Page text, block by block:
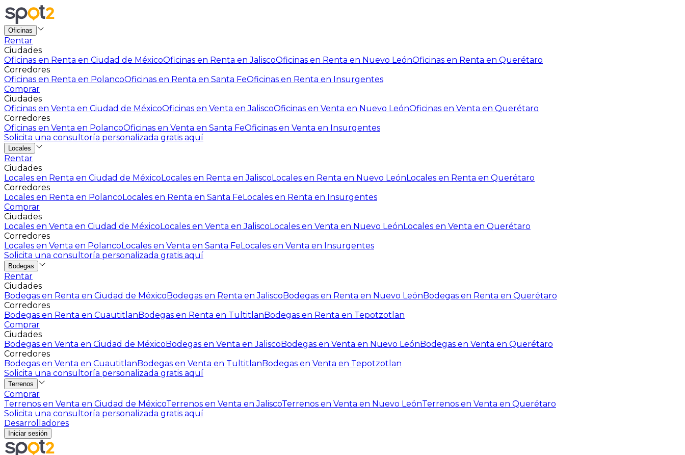
Oficinas
Rentar
Ciudades
Oficinas en Renta en Ciudad de MéxicoOficinas en Renta en JaliscoOficinas en Renta en Nuevo LeónOficinas en Renta en Querétaro
Corredores
Oficinas en Renta en PolancoOficinas en Renta en Santa FeOficinas en Renta en Insurgentes
Comprar
Ciudades
Oficinas en Venta en Ciudad de MéxicoOficinas en Venta en JaliscoOficinas en Venta en Nuevo LeónOficinas en Venta en Querétaro
Corredores
Oficinas en Venta en PolancoOficinas en Venta en Santa FeOficinas en Venta en Insurgentes
Solicita una consultoría personalizada gratis aquí
Locales
Rentar
Ciudades
Locales en Renta en Ciudad de MéxicoLocales en Renta en JaliscoLocales en Renta en Nuevo LeónLocales en Renta en Querétaro
Corredores
Locales en Renta en PolancoLocales en Renta en Santa FeLocales en Renta en Insurgentes
Comprar
Ciudades
Locales en Venta en Ciudad de MéxicoLocales en Venta en JaliscoLocales en Venta en Nuevo LeónLocales en Venta en Querétaro
Corredores
Locales en Venta en PolancoLocales en Venta en Santa FeLocales en Venta en Insurgentes
Solicita una consultoría personalizada gratis aquí
Bodegas
Rentar
Ciudades
Bodegas en Renta en Ciudad de MéxicoBodegas en Renta en JaliscoBodegas en Renta en Nuevo LeónBodegas en Renta en Querétaro
Corredores
Bodegas en Renta en CuautitlanBodegas en Renta en TultitlanBodegas en Renta en Tepotzotlan
Comprar
Ciudades
Bodegas en Venta en Ciudad de MéxicoBodegas en Venta en JaliscoBodegas en Venta en Nuevo LeónBodegas en Venta en Querétaro
Corredores
Bodegas en Venta en CuautitlanBodegas en Venta en TultitlanBodegas en Venta en Tepotzotlan
Solicita una consultoría personalizada gratis aquí
Terrenos
Comprar
Terrenos en Venta en Ciudad de MéxicoTerrenos en Venta en JaliscoTerrenos en Venta en Nuevo LeónTerrenos en Venta en Querétaro
Solicita una consultoría personalizada gratis aquí
Desarrolladores
Iniciar sesión